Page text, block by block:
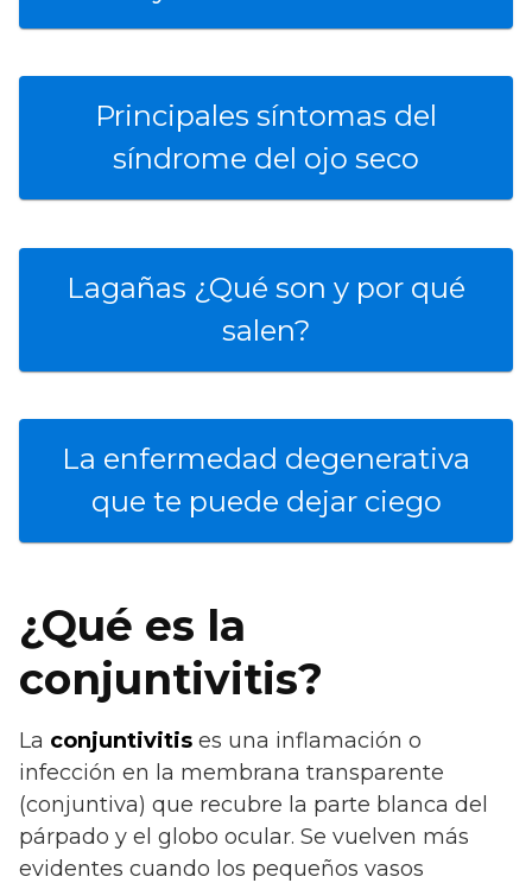
Principales síntomas del
síndrome del ojo seco
Lagañas ¿Qué son y por qué
salen?
La enfermedad degenerativa
que te puede dejar ciego
¿Qué es la
conjuntivitis?
La conjuntivitis es una inflamación o
infección en la membrana transparente
(conjuntiva) que recubre la parte blanca del
párpado y el globo ocular. Se vuelven más
evidentes cuando los pequeños vasos